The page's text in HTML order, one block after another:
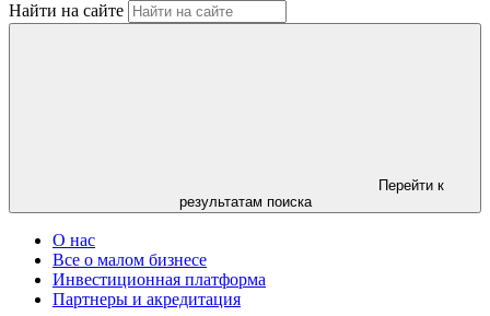
Найти на сайте
Перейти к
результатам поиска
О нас
Все о малом бизнесе
Инвестиционная платформа
Партнеры и акредитация